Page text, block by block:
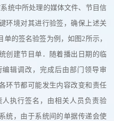
统中所处理的媒体文件、节目信
环境对其进行验签，确保上述关
的签名验签为例，如图2所示，
创建节目单．随着播出日期的临
辑调改，完成后由部门领导审
环节都可能发生内容改变和责任
执行签名，由相关人员负责验
统，由于系统间的单据传递会使